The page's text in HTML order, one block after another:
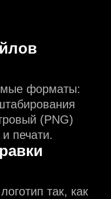
форматы:
(PNG)
печати.
так, как